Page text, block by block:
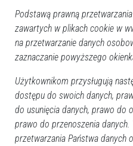
Ponad 20 lat
sprawiedliwość
Uprowadzenie Eweliny
punktów wyroku. Trzem
dożywocia, jednemu - 25 lat;
lat; zapadły też wyroki 7,5
więzienia.W oskarżeniu
Podstawą prawną
zawartych w plikach cookie w
na przetwarzanie danych
zaznaczanie powyższego
Użytkownikom przysługują
dostępu do swoich danych,
do usunięcia danych, prawo do
prawo do przenoszenia
przetwarzania Państwa danych